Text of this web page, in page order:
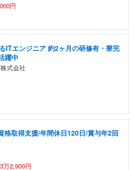
円
ITエンジニア 約2ヶ月の研修有・寮完
躍中
式会社
格取得支援/年間休日120日/賞与年2回
万2,900円